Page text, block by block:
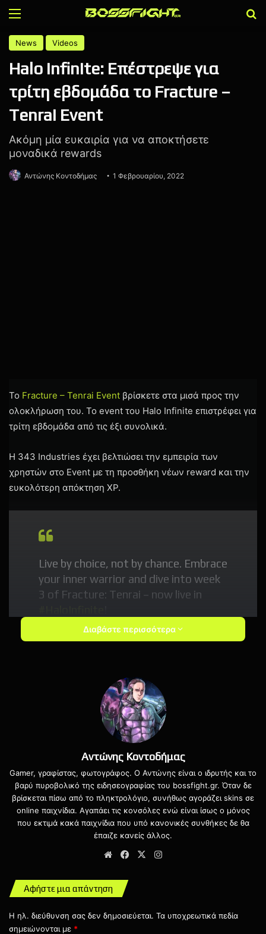
Menu
News Videos
Halo Infinite: Επέστρεψε για
τρίτη εβδομάδα το Fracture –
Tenrai Event
Ακόμη μία ευκαιρία για να αποκτήσετε
μοναδικά rewards
Αντώνης Κοντοδήμας 1 Φεβρουαρίου, 2022
To Fracture – Tenrai Event βρίσκετε στα μισά προς την
ολοκλήρωση του. Το event του Halo Infinite επιστρέφει για
τρίτη εβδομάδα από τις έξι συνολικά.
Η 343 Industries έχει βελτιώσει την εμπειρία των
χρηστών στο Event με τη προσθήκη νέων reward και την
ευκολότερη απόκτηση XP.
Live by choice, not by chance. Embrace
your inner warrior and dive into week
3 of Fracture: Tenrai – now live in
https://t.co/WIqn1PjMar
— Halo (@Halo)February 1, 2022
Η τρίτη εβδομάδα του Fracture – Tenrai Event ξεκινάει
από σήμερα και θα έχει διάρκεια έως τις 7 Φεβρουαρίου.
Τέλος αξίζει να αναφέρουμε πως η 343 Industries μαζί
με πρόσφατο updateδιορθώνει και το Item Shop του
παιχνιδιούρίχνοντας τις τιμές σε αντικείμενα.
Το Halo Infinite κυκλοφορεί
αποκλειστικά για Xbox και PC.
Διαβάστε περισσότερα
Αντώνης Κοντοδήμας
Gamer, γραφίστας, φωτογράφος. Ο Αντώνης είναι ο ιδρυτής και το
βαρύ πυροβολικό της ειδησεογραφίας του bossfight.gr. Όταν δε
βρίσκεται πίσω από το πληκτρολόγιο, συνήθως αγοράζει skins σε
online παιχνίδια. Αγαπάει τις κονσόλες ενώ είναι ίσως ο μόνος
που εκτιμά κακά παιχνίδια που υπό κανονικές συνθήκες δε θα
έπαιζε κανείς άλλος.
WebsiteFacebook
X
Αφήστε μια απάντηση
Η ηλ. διεύθυνση σας δεν δημοσιεύεται. Τα υποχρεωτικά πεδία
σημειώνονται με *